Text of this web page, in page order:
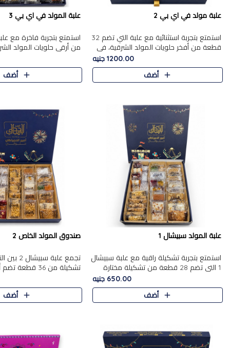
علبة مولد في اي بي 2
استمتع بتجربة استثنائية مع علبة التي تضم 32
قطعة من أفخر حلويات المولد الشرقية، في
تشكيلة تجمع بين الأصالة والاختيارات الفاخرة.
تحتوي العلبة..
1200.00 جنيه
أضف
علبة المولد في اي بي 3
من أرقى حلويات المولد
تجمع بين الأصناف
والاختيارات الغنية بالم..
أضف
علبة المولد سبيشال 1
استمتع بتجربة تشكيلة راقية مع علبة سبيشال
1 التي تضم 28 قطعة من تشكيلة مختارة
بعناية من أفخر حلويات المولد المصرية
الأصلية الشرقية. تحتوي ال..
650.00 جنيه
أضف
صندوق المولد الخاص 2
تجمع علبة
المولد الشرقية. تحتوي
بالفول، والجزرية بالبن..
أضف